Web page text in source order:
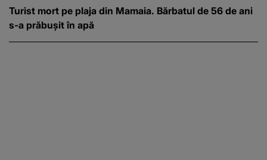
Turist mort pe plaja din Mamaia. Bărbatul de 56 de ani
s-a prăbușit în apă